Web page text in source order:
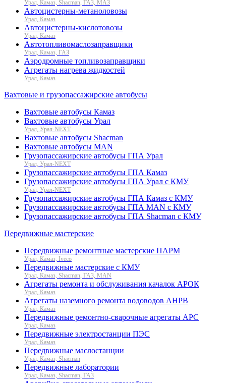
Урал, Камаз, Shacman, ГАЗ, МАЗ
Автоцистерны-метаноловозы
Урал, Камаз
Автоцистерны-кислотовозы
Урал, Камаз
Автотопливомаслозаправщики
Урал, Камаз, ГАЗ
Аэродромные топливозаправщики
Агрегаты нагрева жидкостей
Урал, Камаз
Вахтовые и грузопассажирские автобусы
Вахтовые автобусы Камаз
Вахтовые автобусы Урал
Урал, Урал-NEXT
Вахтовые автобусы Shacman
Вахтовые автобусы MAN
Грузопассажирские автобусы ГПА Урал
Урал, Урал-NEXT
Грузопассажирские автобусы ГПА Камаз
Грузопассажирские автобусы ГПА Урал с КМУ
Урал, Урал-NEXT
Грузопассажирские автобусы ГПА Камаз с КМУ
Грузопассажирские автобусы ГПА MAN с КМУ
Грузопассажирские автобусы ГПА Shacman с КМУ
Передвижные мастерские
Передвижные ремонтные мастерские ПАРМ
Урал, Камаз, Iveco
Передвижные мастерские с КМУ
Урал, Камаз, Shacman, ГАЗ, MAN
Агрегаты ремонта и обслуживания качалок АРОК
Урал, Камаз
Агрегаты наземного ремонта водоводов АНРВ
Урал, Камаз
Передвижные ремонтно-сварочные агрегаты АРС
Урал, Камаз
Передвижные электростанции ПЭС
Урал, Камаз
Передвижные маслостанции
Урал, Камаз, Shacman
Передвижные лаборатории
Урал, Камаз, Shacman, ГАЗ